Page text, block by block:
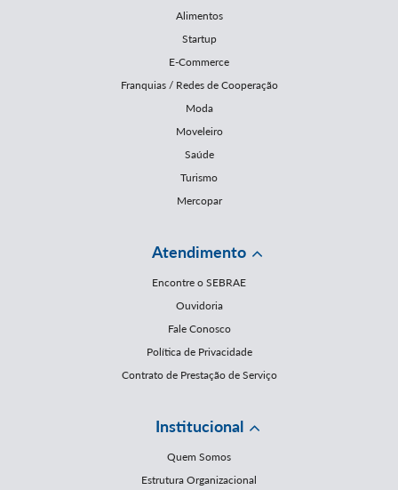
Alimentos
Startup
E-Commerce
Franquias / Redes de Cooperação
Moda
Moveleiro
Saúde
Turismo
Mercopar
Atendimento
Encontre o SEBRAE
Ouvidoria
Fale Conosco
Política de Privacidade
Contrato de Prestação de Serviço
Institucional
Quem Somos
Estrutura Organizacional